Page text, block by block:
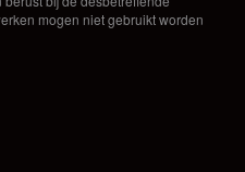
mogen niet gebruikt worden